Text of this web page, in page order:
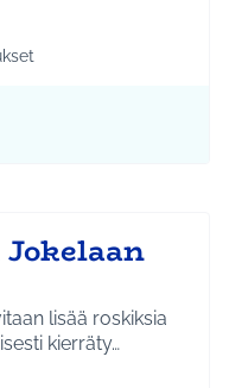
mukaan: Liikunta ja
lisää roskiksia
kierräty…